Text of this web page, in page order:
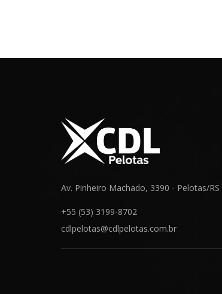
Av. Pinheiro Machado, 3390 - Pelotas/RS
+55 (53) 3199-8702
cdlpelotas@cdlpelotas.com.br